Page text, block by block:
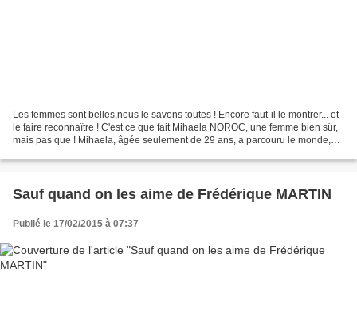
Les femmes sont belles,nous le savons toutes ! Encore faut-il le montrer... et
le faire reconnaître ! C'est ce que fait Mihaela NOROC, une femme bien sûr,
mais pas que ! Mihaela, âgée seulement de 29 ans, a parcouru le monde,
Sauf quand on les aime de Frédérique MARTIN
Publié le 17/02/2015 à 07:37